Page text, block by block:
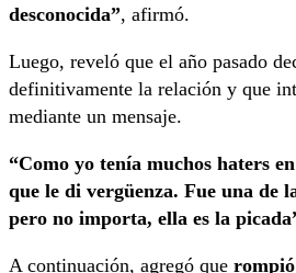
desconocida”, afirmó.
Luego, reveló que el año pasado
definitivamente la relación y que
mediante un mensaje.
“Como yo tenía muchos haters
que le di vergüenza. Fue una de
pero no importa, ella es la
A continuación, agregó que